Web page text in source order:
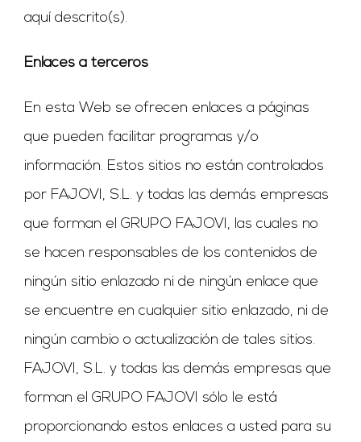
aquí descrito(s).
Enlaces a terceros
En esta Web se ofrecen enlaces a páginas
que pueden facilitar programas y/o
información. Estos sitios no están controlados
por FAJOVI, S.L. y todas las demás empresas
que forman el GRUPO FAJOVI, las cuales no
se hacen responsables de los contenidos de
ningún sitio enlazado ni de ningún enlace que
se encuentre en cualquier sitio enlazado, ni de
ningún cambio o actualización de tales sitios.
FAJOVI, S.L. y todas las demás empresas que
forman el GRUPO FAJOVI sólo le está
proporcionando estos enlaces a usted para su